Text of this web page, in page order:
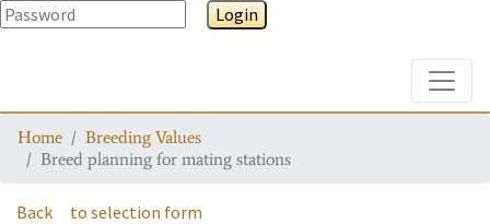
Login
Home
Breeding Values
Breed planning for mating stations
Back to selection form